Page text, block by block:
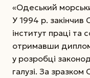
«Одеський
У 1994 р. закінчив
інститут праці та
отримавши
у розробці
галузі. За